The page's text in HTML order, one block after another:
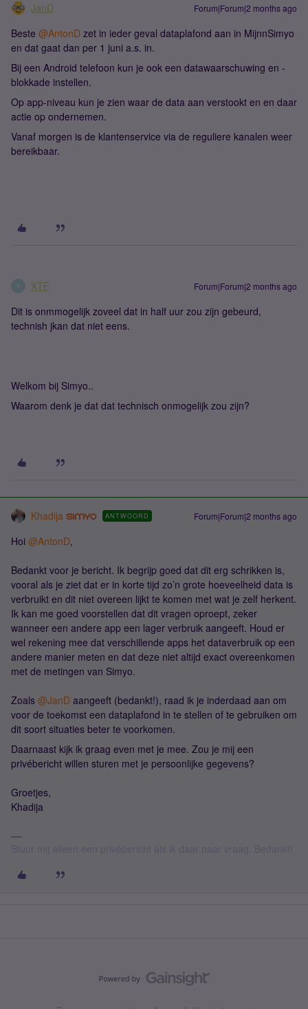
JanD Forum|Forum|2 months ago
Beste ​ @AntonD zet in ieder geval dataplafond aan in MijnnSimyo
en dat gaat dan per 1 juni a.s. in.
Bij een Android telefoon kun je ook een datawaarschuwing en -
blokkade instellen.
Op app-niveau kun je zien waar de data aan verstookt en en daar
actie op ondernemen.
Vanaf morgen is de klantenservice via de reguliere kanalen weer
bereikbaar.
XTF Forum|Forum|2 months ago
Dit is onmmogelijk zoveel dat in half uur zou zijn gebeurd,
technish jkan dat niet eens.
Welkom bij Simyo..
Waarom denk je dat dat technisch onmogelijk zou zijn?
Khadija ANTWOORD Forum|Forum|2 months ago
Hoi ​ @AntonD,
Bedankt voor je bericht. Ik begrijp goed dat dit erg schrikken is,
vooral als je ziet dat er in korte tijd zo’n grote hoeveelheid data is
verbruikt en dit niet overeen lijkt te komen met wat je zelf herkent.
Ik kan me goed voorstellen dat dit vragen oproept, zeker
wanneer een andere app een lager verbruik aangeeft. Houd er
wel rekening mee dat verschillende apps het dataverbruik op een
andere manier meten en dat deze niet altijd exact overeenkomen
met de metingen van Simyo.
Zoals ​ @JanD aangeeft (bedankt!), raad ik je inderdaad aan om
voor de toekomst een dataplafond in te stellen of te gebruiken om
dit soort situaties beter te voorkomen.
Daarnaast kijk ik graag even met je mee. Zou je mij een
privébericht willen sturen met je persoonlijke gegevens?
Groetjes,
Khadija